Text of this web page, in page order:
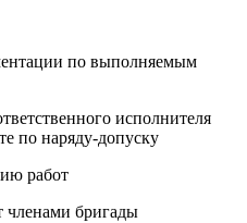
по выполняемым
исполнителя
по наряду-допуску
работ
членами бригады